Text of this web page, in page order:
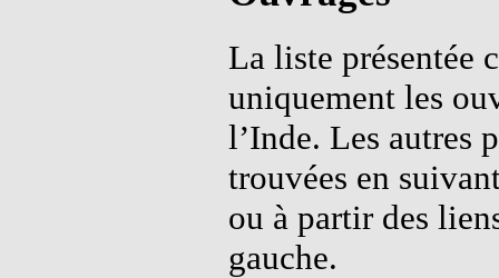
La liste présentée
uniquement les
l’Inde. Les autres
trouvées en
ou à partir des
gauche.